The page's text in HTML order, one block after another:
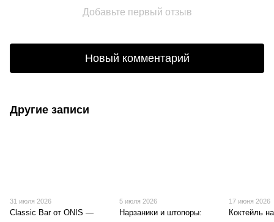
Добавьте первый отзыв
Новый комментарий
Другие записи
31 июля 2026
Classic Bar от ONIS —
5 июля 2026
Нарзаники и штопоры:
17 июня 2026
Коктейль